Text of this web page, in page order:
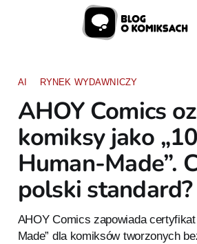
AI RYNEK WYDAWNICZY
AHOY Comics
komiksy jako
Human-Made”.
polski standard?
AHOY Comics zapowiada certyfikat
Made” dla komiksów tworzonych